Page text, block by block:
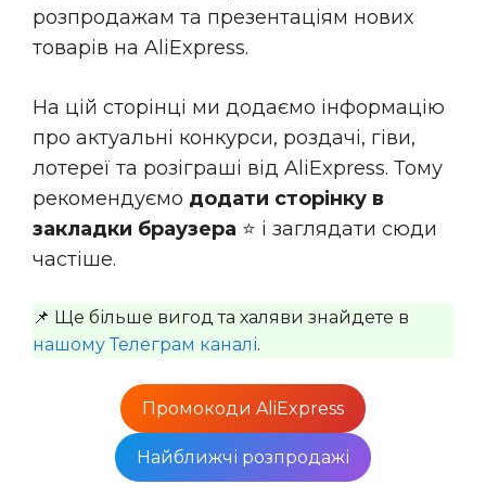
розпродажам та презентаціям нових
товарів на AliExpress.
На цій сторінці ми додаємо інформацію
про актуальні конкурси, роздачі, гіви,
лотереї та розіграші від AliExpress. Тому
рекомендуємо додати сторінку в
закладки браузера ⭐️ і заглядати сюди
частіше.
📌 Ще більше вигод та халяви знайдете в
нашому Телеграм каналі.
Промокоди AliExpress
Найближчі розпродажі